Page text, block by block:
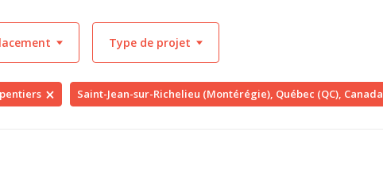
Type de projet
Saint-Jean-sur-Richelieu (Montérégie), Québec (QC), Canada